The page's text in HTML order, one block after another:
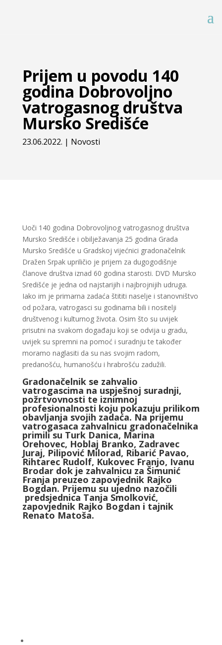
Prijem u povodu 140
godina Dobrovoljno
vatrogasnog društva
Mursko Središće
23.06.2022. | Novosti
Uoči 140 godina Dobrovoljnog vatrogasnog društva
Mursko Središće i obilježavanja 25 godina Grada
Mursko Središće u Gradskoj vijećnici gradonačelnik
Dražen Srpak upriličio je prijem za dugogodišnje
članove društva iznad 60 godina starosti. DVD Mursko
Središće je jedna od najstarijih i najbrojnijih udruga.
Iako im je primarna zadaća štititi naselje i stanovništvo
od požara, vatrogasci su godinama bili i nositelji
društvenog i kulturnog života. Osim što su uvijek
prisutni na svakom događaju koji se odvija u gradu,
uvijek su spremni na pomoć i suradnju te također
moramo naglasiti da su nas svojim radom,
predanošću, humanošću i hrabrošću zadužili.
Gradonačelnik se zahvalio
vatrogascima na uspješnoj suradnji,
požrtvovnosti te iznimnoj
profesionalnosti koju pokazuju prilikom
obavljanja svojih zadaća. Na prijemu
vatrogasaca zahvalnicu gradonačelnika
primili su Turk Danica, Marina
Orehovec, Hoblaj Branko, Zadravec
Juraj, Pilipović Milorad, Ribarić Pavao,
Rihtarec Rudolf, Kukovec Franjo, Ivanu
Brodar dok je zahvalnicu za Šimunić
Franja preuzeo zapovjednik Rajko
Bogdan. Prijemu su ujedno nazočili
predsjednica Tanja Smolković,
zapovjednik Rajko Bogdan i tajnik
Renato Matoša.